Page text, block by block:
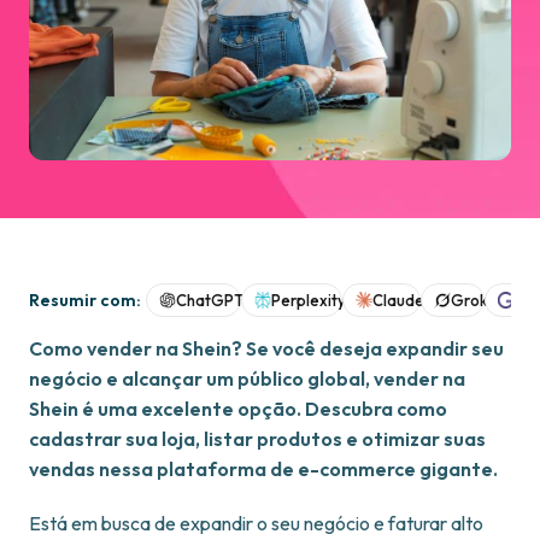
Resumir com: ChatGPT Perplexity Claude Grok
Como vender na Shein? Se você deseja expandir seu
negócio e alcançar um público global, vender na
Shein é uma excelente opção. Descubra como
cadastrar sua loja, listar produtos e otimizar suas
vendas nessa plataforma de e-commerce gigante.
Está em busca de expandir o seu negócio e faturar alto